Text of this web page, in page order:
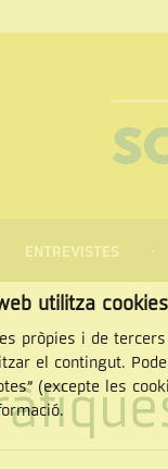
ENTREVISTES
utilitza cookies
pròpies i de
el contingut.
(excepte les